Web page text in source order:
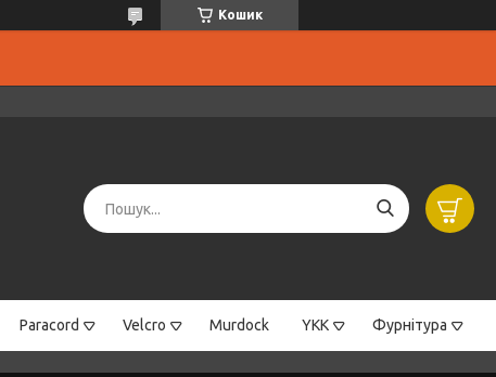
Кошик
Paracord Velcro Murdock YKK Фурнітура